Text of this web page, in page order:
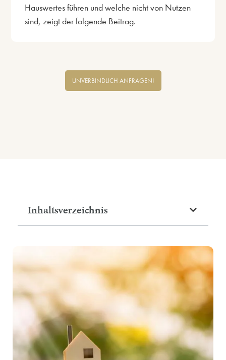
Hauswertes führen und welche nicht von Nutzen
sind, zeigt der folgende Beitrag.
UNVERBINDLICH ANFRAGEN!
Inhaltsverzeichnis